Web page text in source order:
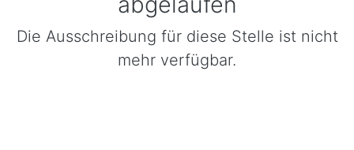
Die Ausschreibung für diese Stelle ist nicht
mehr verfügbar.